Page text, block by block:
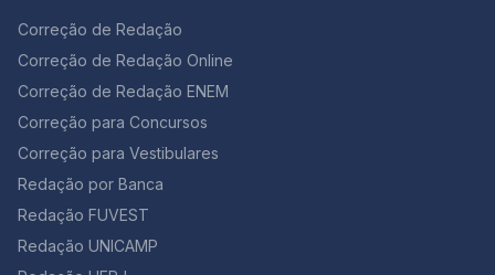
Correção de Redação
Correção de Redação Online
Correção de Redação ENEM
Correção para Concursos
Correção para Vestibulares
Redação por Banca
Redação FUVEST
Redação UNICAMP